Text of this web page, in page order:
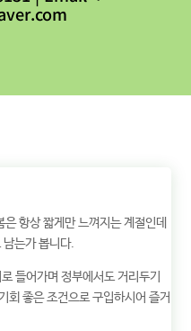
항상 짧게만 느껴지는 계절인데
는가 봅니다.
들어가며 정부에서도 거리두기
회 좋은 조건으로 구입하시어 즐거